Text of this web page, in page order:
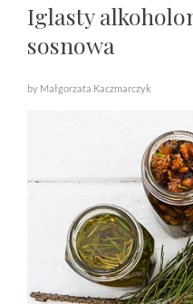
Iglasty
sosnowa
by Małgorzata Kaczmarczyk